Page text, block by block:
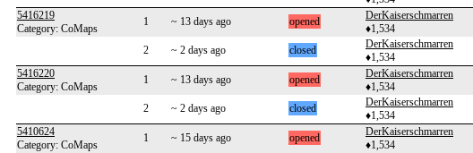
5416219
Category: CoMaps
1 ~ 13 days ago opened
DerKaiserschmarren
♦1,534
2
~ 2 days ago closed
DerKaiserschmarren
♦1,534
5416220
Category: CoMaps
1 ~ 13 days ago opened
DerKaiserschmarren
♦1,534
2
~ 2 days ago closed
DerKaiserschmarren
♦1,534
5410624
Category: CoMaps
1 ~ 15 days ago opened
DerKaiserschmarren
♦1,534